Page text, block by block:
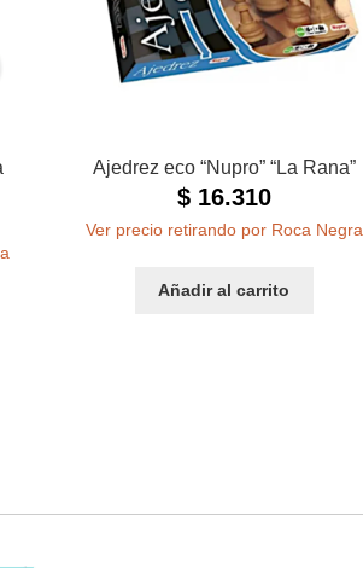
Ajedrez eco “Nupro” “La Rana”
$16.310
Ver precio retirando por Roca Negra
Añadir al carrito